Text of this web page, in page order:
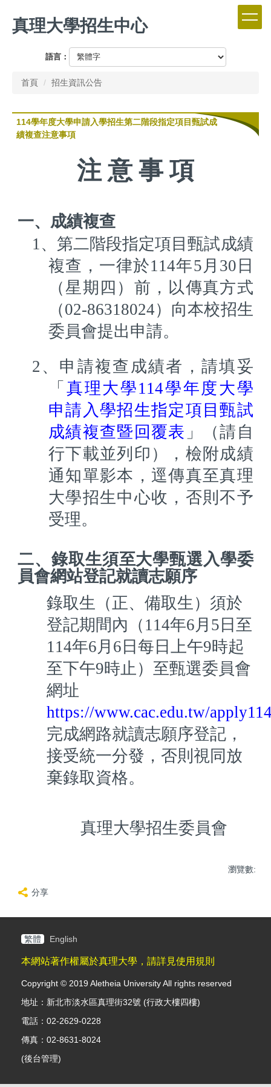
到
主真理大學招生中心
語言：
首頁 招生資訊公告
114學年度大學申請入學招生第二階段指定項目甄試成
績複查注意事項
注 意 事 項
一、成績複查
1 、第二階段指定項目甄試成績
複查，一律於114年5 月30 日
（星期四）前，以傳真方式
（02-86318024）向本校招生
委員會提出申請。
2 、申請複查成績者，請填妥
「 真理大學114學年度大學
申請入學招生指定項目甄試
成績複查暨回覆表 」（請自
行下載並列印 ），檢附成績
通知單影本，逕傳真至真理
大學招生中心收，否則不予
受理。
二、錄取生須至大學甄選入學委
員會網站登記就讀志願序
錄取生（正、備取生）須於
登記期間內（114年6月5日至
114年6月6日每日上午9時起
至下午9時止）至甄選委員會
網址
https://www.cac.edu.tw/
完成網路就讀志願序登記，
接受統一分發，否則視同放
棄錄取資格。
真理大學招生委員會
瀏覽數:
分享
繁體 English
本網站著作權屬於真理大學，請詳見使用規則
Copyright © 2019 Aletheia University All rights reserved
地址：新北市淡水區真理街32號 (行政大樓四樓)
電話：02-2629-0228
傳真：02-8631-8024
(後台管理)